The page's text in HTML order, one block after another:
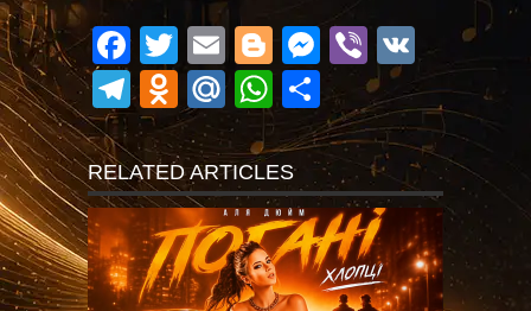
Facebook
Twitter
EmailBlogger
Messenger
ViberVK
Telegram
Odnoklassniki
Mail.RuWhatsApp
Поділитися
RELATED ARTICLES